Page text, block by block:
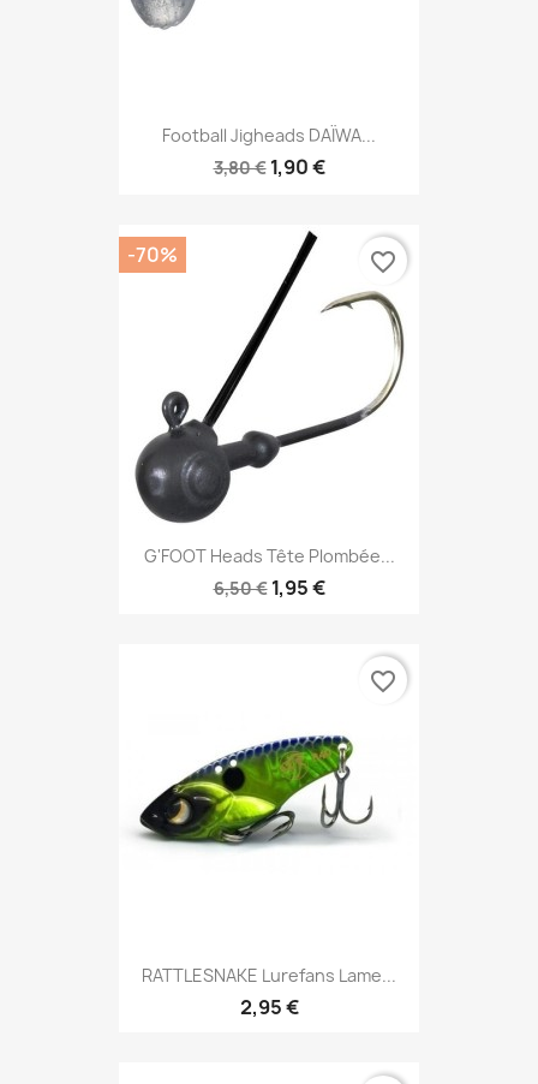
Football Jigheads DAÏWA...
3,80 € 1,90 €
G'FOOT Heads Tête Plombée...
6,50 € 1,95 €
-70% favorite_border
RATTLESNAKE Lurefans Lame...
2,95 €
favorite_border